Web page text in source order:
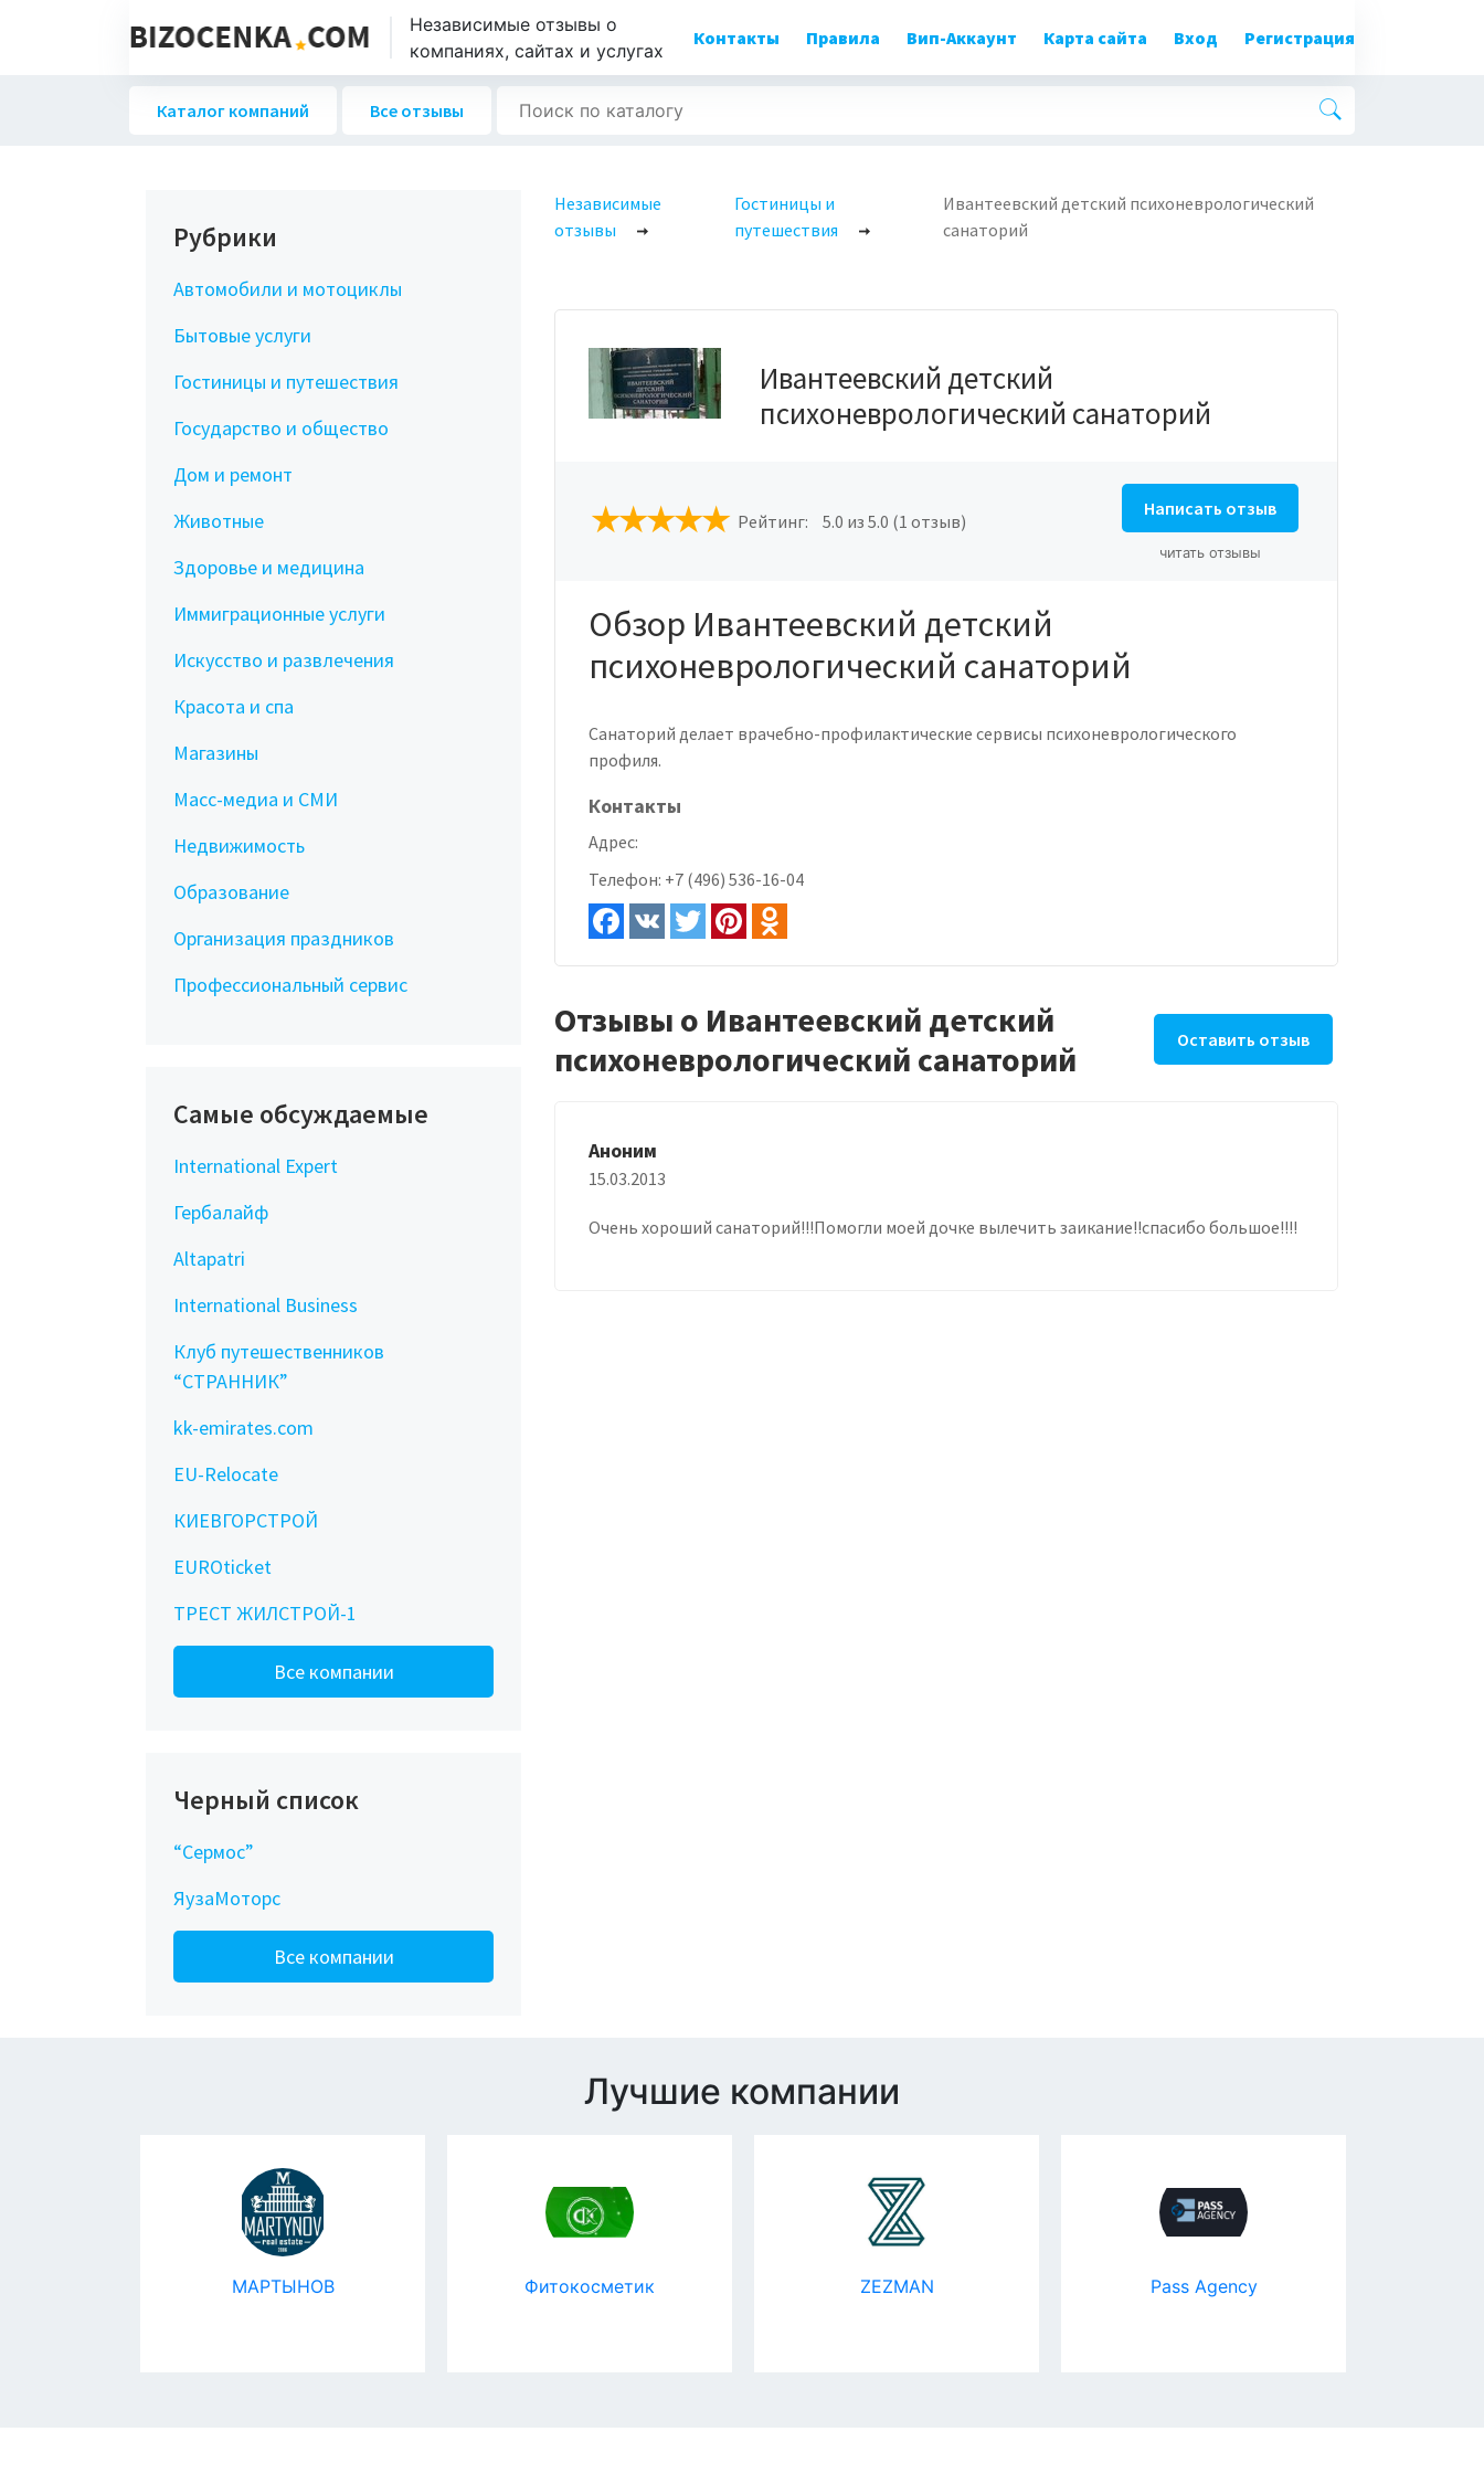
Независимые отзывы о
компаниях, сайтах и услугах
Контакты Правила Вип-Аккаунт Карта сайта Вход Регистрация
Каталог компаний Все отзывы
Независимые
отзывы
Гостиницы и
путешествия
Ивантеевский детский психоневрологический
санаторий
Ивантеевский детский
психоневрологический санаторий
Рейтинг: 5.0 из 5.0 (1 отзыв)
Написать отзыв
читать отзывы
Обзор Ивантеевский детский
психоневрологический санаторий
Санаторий делает врачебно-профилактические сервисы психоневрологического
профиля.
Контакты
Адрес:
Телефон: +7 (496) 536-16-04
Отзывы о Ивантеевский детский
психоневрологический санаторий
Оставить отзыв
Аноним
15.03.2013
Очень хороший санаторий!!!Помогли моей дочке вылечить заикание!!спасибо большое!!!!
Рубрики
Автомобили и мотоциклы
Бытовые услуги
Гостиницы и путешествия
Государство и общество
Дом и ремонт
Животные
Здоровье и медицина
Иммиграционные услуги
Искусство и развлечения
Красота и спа
Магазины
Масс-медиа и СМИ
Недвижимость
Образование
Организация праздников
Профессиональный сервис
Самые обсуждаемые
International Expert
Гербалайф
Altapatri
International Business
Клуб путешественников
“СТРАННИК”
kk-emirates.com
EU-Relocate
КИЕВГОРСТРОЙ
EUROticket
ТРЕСТ ЖИЛСТРОЙ-1
Все компании
Черный список
“Сермос”
ЯузаМоторс
Все компании
Лучшие компании
МАРТЫНОВ Фитокосметик ZEZMAN Pass Agency